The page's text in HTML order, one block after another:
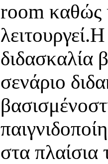
room καθώς
διδασκαλία
σενάριο
στα πλαίσια